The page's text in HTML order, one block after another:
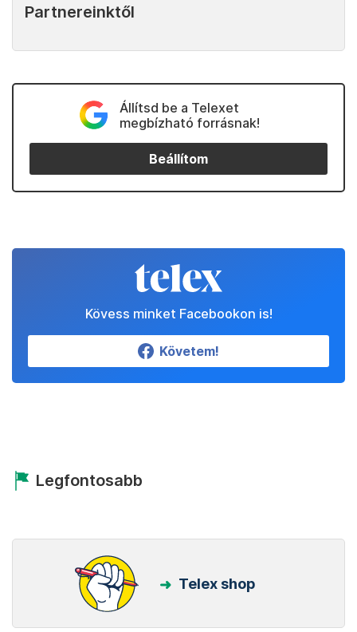
Partnereinktől
Állítsd be a Telexet
megbízható forrásnak!
Beállítom
Kövess minket Facebookon is!
Követem!
Legfontosabb
Telex shop